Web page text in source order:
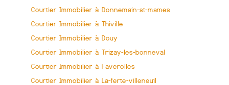
Courtier Immobilier à Donnemain-st-mames
Courtier Immobilier à Thiville
Courtier Immobilier à Douy
Courtier Immobilier à Trizay-les-bonneval
Courtier Immobilier à Faverolles
Courtier Immobilier à La-ferte-villeneuil